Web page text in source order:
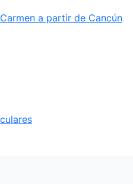
a partir de Cancún